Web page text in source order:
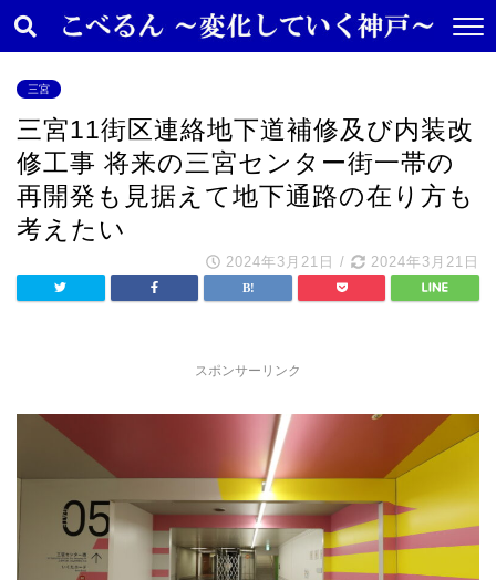
三宮
三宮11街区連絡地下道補修及び内装改
修工事 将来の三宮センター街一帯の
再開発も見据えて地下通路の在り方も
考えたい
2024年3月21日 / 2024年3月21日
スポンサーリンク